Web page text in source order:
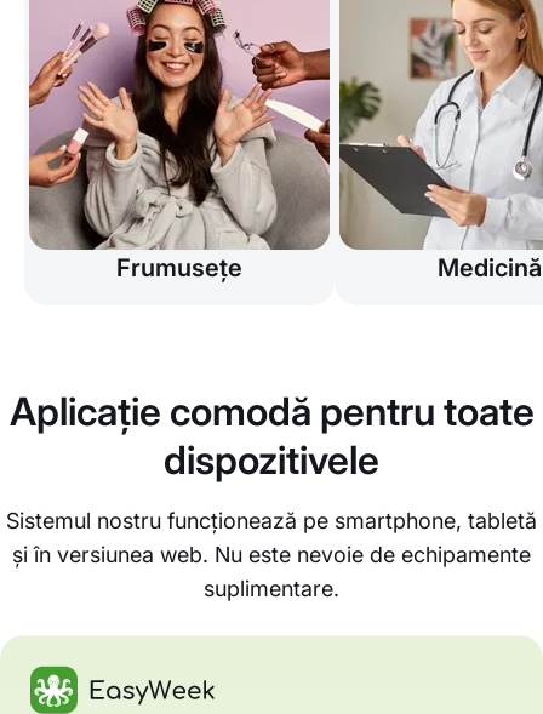
Frumusețe Medicină
Aplicație comodă pentru toate
dispozitivele
Sistemul nostru funcționează pe smartphone, tabletă
și în versiunea web. Nu este nevoie de echipamente
suplimentare.